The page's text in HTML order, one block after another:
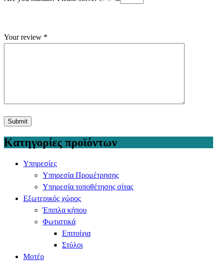
Your review *
Κατηγορίες προϊόντων
Υπηρεσίες
Υπηρεσία Προμέτρησης
Υπηρεσία τοποθέτησης σίτας
Εξωτερικός χώρος
Έπιπλα κήπου
Φωτιστικά
Επιτοίχια
Στύλοι
Μοτέρ